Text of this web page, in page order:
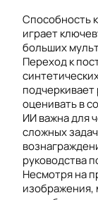
Способность
играет
больших
Переход к
оценивать в
ИИ важна для
сложных
руководства
Несмотря на
изображения,